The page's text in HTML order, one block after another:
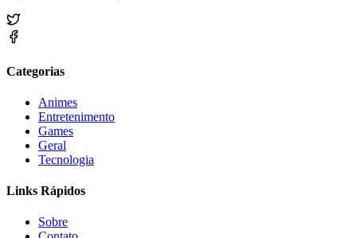
Categorias
Animes
Entretenimento
Games
Geral
Tecnologia
Links Rápidos
Sobre